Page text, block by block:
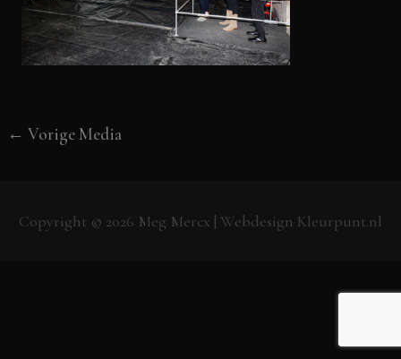
← Vorige Media
Copyright © 2026 Meg Mercx | Webdesign Kleurpunt.nl